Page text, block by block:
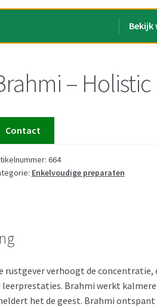
Bekijk
– Holistic
Contact
664
Enkelvoudige preparaten
rustgever verhoogt de
leerprestaties. Brahmi werkt
het de geest. Brahmi ontspant